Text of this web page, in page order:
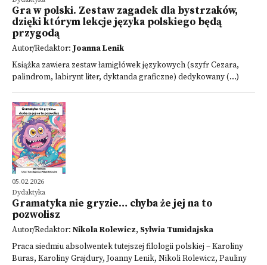
Gra w polski. Zestaw zagadek dla bystrzaków,
dzięki którym lekcje języka polskiego będą
przygodą
Autor/Redaktor: Joanna Lenik
Książka zawiera zestaw łamigłówek językowych (szyfr Cezara,
palindrom, labirynt liter, dyktanda graficzne) dedykowany (...)
05.02.2026
Dydaktyka
Gramatyka nie gryzie… chyba że jej na to
pozwolisz
Autor/Redaktor: Nikola Rolewicz, Sylwia Tumidajska
Praca siedmiu absolwentek tutejszej filologii polskiej – Karoliny
Buras, Karoliny Grajdury, Joanny Lenik, Nikoli Rolewicz, Pauliny